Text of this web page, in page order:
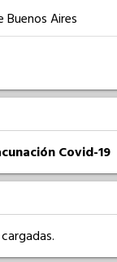
Buenos Aires
Covid-19